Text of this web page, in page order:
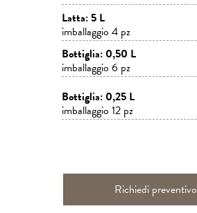
Latta: 5 L
imballaggio 4 pz
Bottiglia: 0,50 L
imballaggio 6 pz
Bottiglia: 0,25 L
imballaggio 12 pz
Richiedi preventivo